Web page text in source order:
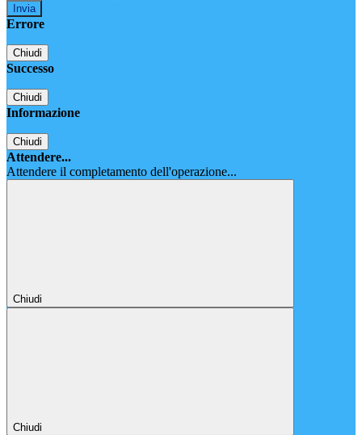
Errore
Chiudi
Successo
Chiudi
Informazione
Chiudi
Attendere...
Attendere il completamento dell'operazione...
Chiudi
Chiudi